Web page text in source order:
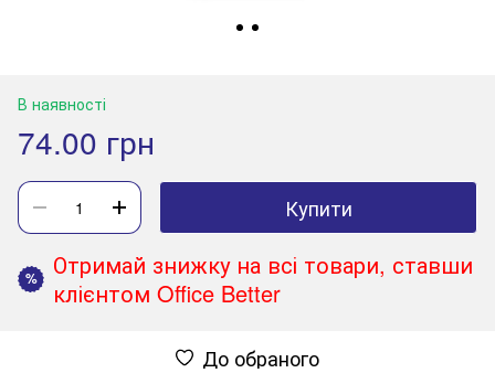
В наявності
74.00 грн
Купити
%
Отримай знижку на всі товари, ставши
клієнтом Office Better
До обраного